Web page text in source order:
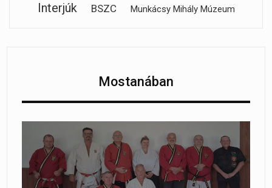
Interjúk BSZC Munkácsy Mihály Múzeum
Mostanában